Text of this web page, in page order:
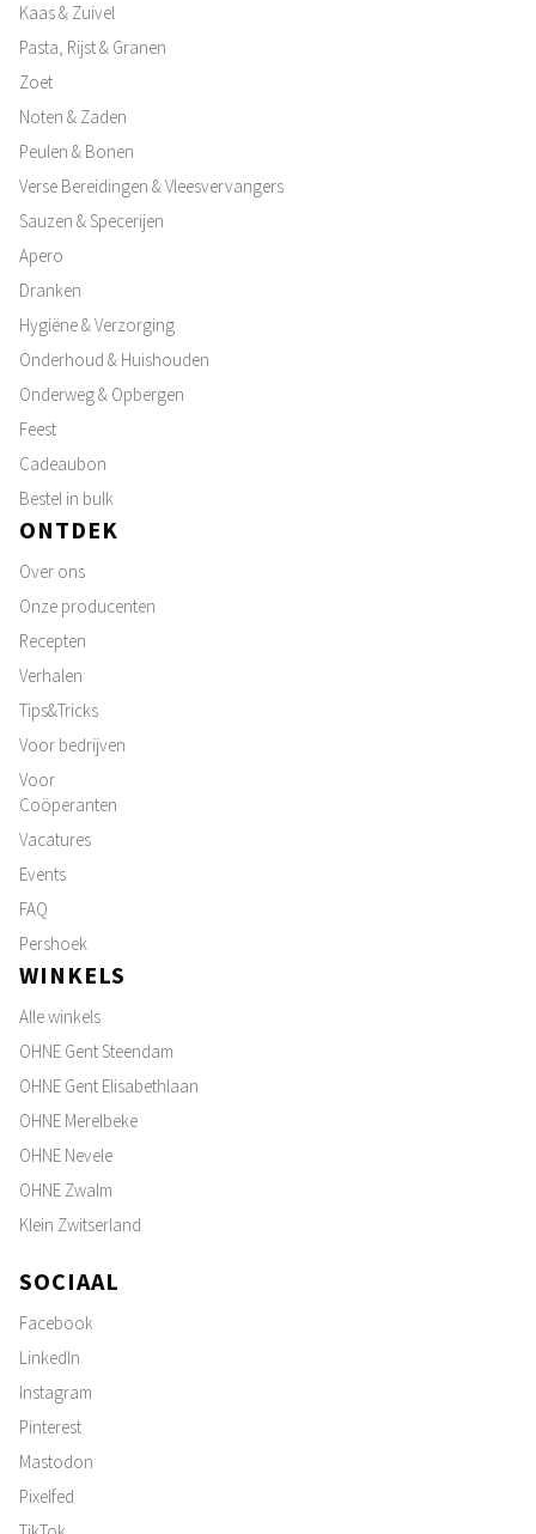
Kaas & Zuivel
Pasta, Rijst & Granen
Zoet
Noten & Zaden
Peulen & Bonen
Verse Bereidingen & Vleesvervangers
Sauzen & Specerijen
Apero
Dranken
Hygiëne & Verzorging
Onderhoud & Huishouden
Onderweg & Opbergen
Feest
Cadeaubon
Bestel in bulk
ONTDEK
Over ons
Onze producenten
Recepten
Verhalen
Tips&Tricks
Voor bedrijven
Voor
Coöperanten
Vacatures
Events
FAQ
Pershoek
WINKELS
Alle winkels
OHNE Gent Steendam
OHNE Gent Elisabethlaan
OHNE Merelbeke
OHNE Nevele
OHNE Zwalm
Klein Zwitserland
SOCIAAL
Facebook
LinkedIn
Instagram
Pinterest
Mastodon
Pixelfed